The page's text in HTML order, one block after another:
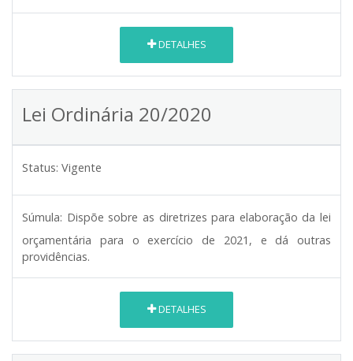
DETALHES
Lei Ordinária 20/2020
Status: Vigente
Súmula: Dispõe sobre as diretrizes para elaboração da lei
orçamentária para o exercício de 2021, e dá outras
providências.
DETALHES